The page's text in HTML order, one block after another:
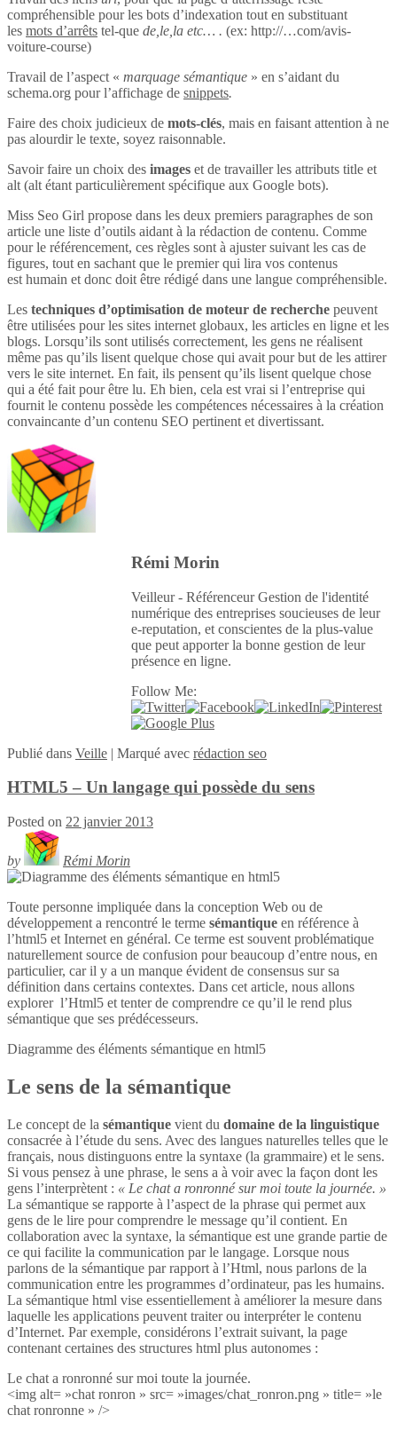
compréhensible pour les bots d’indexation tout en substituant
les mots d’arrêts tel-que de,le,la etc… . (ex: http://…com/avis-
voiture-course)
Travail de l’aspect « marquage sémantique » en s’aidant du
schema.org pour l’affichage de snippets.
Faire des choix judicieux de mots-clés, mais en faisant attention à ne
pas alourdir le texte, soyez raisonnable.
Savoir faire un choix des images et de travailler les attributs title et
alt (alt étant particulièrement spécifique aux Google bots).
Miss Seo Girl propose dans les deux premiers paragraphes de son
article une liste d’outils aidant à la rédaction de contenu. Comme
pour le référencement, ces règles sont à ajuster suivant les cas de
figures, tout en sachant que le premier qui lira vos contenus
est humain et donc doit être rédigé dans une langue compréhensible.
Les techniques d’optimisation de moteur de recherche peuvent
être utilisées pour les sites internet globaux, les articles en ligne et les
blogs. Lorsqu’ils sont utilisés correctement, les gens ne réalisent
même pas qu’ils lisent quelque chose qui avait pour but de les attirer
vers le site internet. En fait, ils pensent qu’ils lisent quelque chose
qui a été fait pour être lu. Eh bien, cela est vrai si l’entreprise qui
fournit le contenu possède les compétences nécessaires à la création
convaincante d’un contenu SEO pertinent et divertissant.
Rémi Morin
Veilleur - Référenceur Gestion de l'identité
numérique des entreprises soucieuses de leur
e-reputation, et conscientes de la plus-value
que peut apporter la bonne gestion de leur
présence en ligne.
Follow Me:
Publié dans Veille | Marqué avec rédaction seo
HTML5 – Un langage qui possède du sens
Posted on 22 janvier 2013
by Rémi Morin
Toute personne impliquée dans la conception Web ou de
développement a rencontré le terme sémantique en référence à
l’html5 et Internet en général. Ce terme est souvent problématique
naturellement source de confusion pour beaucoup d’entre nous, en
particulier, car il y a un manque évident de consensus sur sa
définition dans certains contextes. Dans cet article, nous allons
explorer l’Html5 et tenter de comprendre ce qu’il le rend plus
sémantique que ses prédécesseurs.
Diagramme des éléments sémantique en html5
Le sens de la sémantique
Le concept de la sémantique vient du domaine de la linguistique
consacrée à l’étude du sens. Avec des langues naturelles telles que le
français, nous distinguons entre la syntaxe (la grammaire) et le sens.
Si vous pensez à une phrase, le sens a à voir avec la façon dont les
gens l’interprètent : « Le chat a ronronné sur moi toute la journée. »
La sémantique se rapporte à l’aspect de la phrase qui permet aux
gens de le lire pour comprendre le message qu’il contient. En
collaboration avec la syntaxe, la sémantique est une grande partie de
ce qui facilite la communication par le langage. Lorsque nous
parlons de la sémantique par rapport à l’Html, nous parlons de la
communication entre les programmes d’ordinateur, pas les humains.
La sémantique html vise essentiellement à améliorer la mesure dans
laquelle les applications peuvent traiter ou interpréter le contenu
d’Internet. Par exemple, considérons l’extrait suivant, la page
contenant certaines des structures html plus autonomes :
Le chat a ronronné sur moi toute la journée.
<img alt= »chat ronron » src= »images/chat_ronron.png » title= »le
chat ronronne » />